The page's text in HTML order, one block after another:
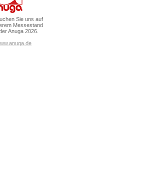
Sie uns auf
Messestand
Anuga 2026.